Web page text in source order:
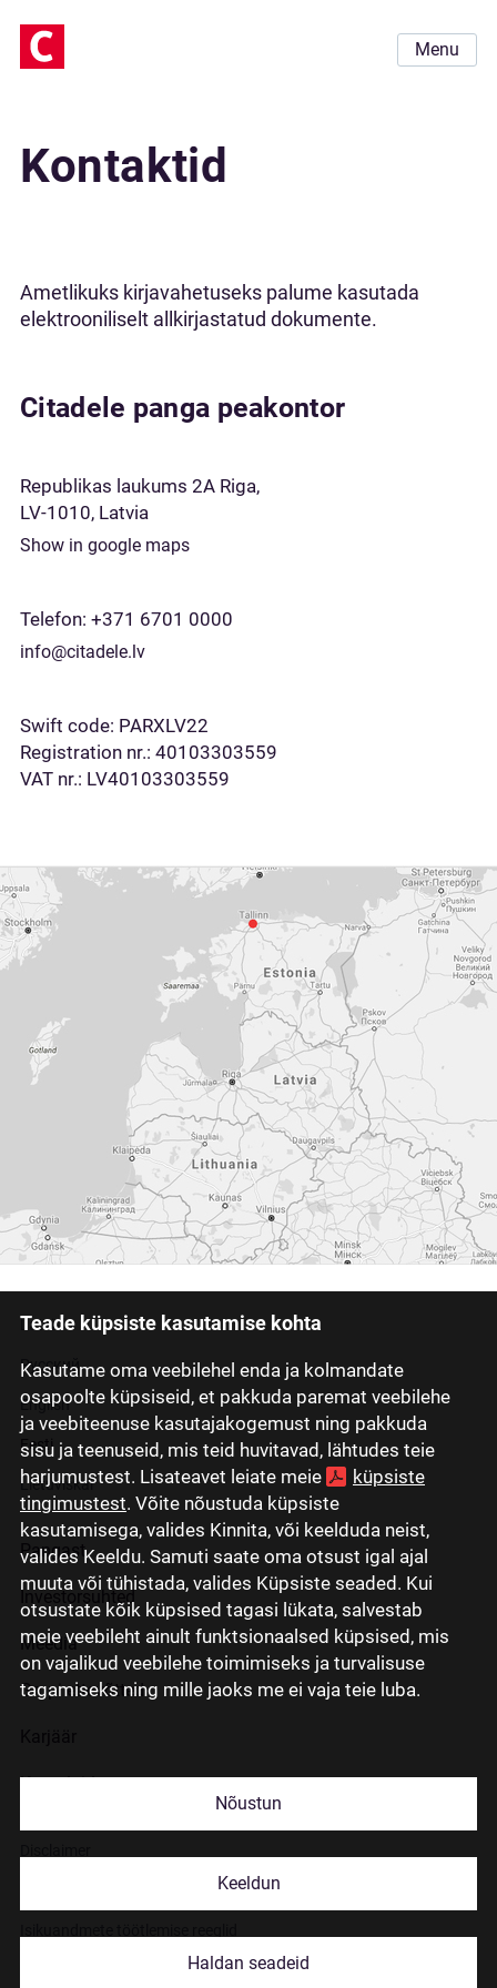
Teade küpsiste kasutamise kohta
Kasutame oma veebilehel enda ja kolmandate
osapoolte küpsiseid, et pakkuda paremat veebilehe
ja veebiteenuse kasutajakogemust ning pakkuda
sisu ja teenuseid, mis teid huvitavad, lähtudes teie
harjumustest. Lisateavet leiate meie
küpsiste
tingimustest. Võite nõustuda küpsiste
kasutamisega, valides Kinnita, või keelduda neist,
valides Keeldu. Samuti saate oma otsust igal ajal
muuta või tühistada, valides Küpsiste seaded. Kui
otsustate kõik küpsised tagasi lükata, salvestab
meie veebileht ainult funktsionaalsed küpsised, mis
on vajalikud veebilehe toimimiseks ja turvalisuse
tagamiseks ning mille jaoks me ei vaja teie luba.
Nõustun
Keeldun
Haldan seadeid
Menu
Kontaktid
Ametlikuks kirjavahetuseks palume kasutada
elektrooniliselt allkirjastatud dokumente.
Citadele panga peakontor
Republikas laukums 2A Riga,
LV-1010, Latvia
Show in google maps
Telefon: +371 6701 0000
info@citadele.lv
Swift code: PARXLV22
Registration nr.: 40103303559
VAT nr.: LV40103303559
Show
in
google
maps
Latviski
Русский
English
Eesti
Lietuviškai
Pangast
Investorsuhted
Meedia
Grupi ettevõtted
Kontaktid